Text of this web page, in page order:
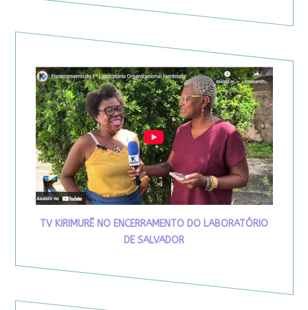
TV KIRIMURÊ NO ENCERRAMENTO DO LABORATÓRIO
DE SALVADOR